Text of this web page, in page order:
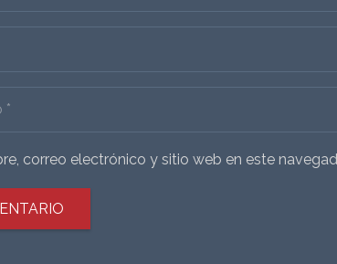
correo electrónico y sitio web en este